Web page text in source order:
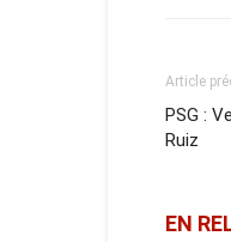
Article
PSG :
Ruiz
EN